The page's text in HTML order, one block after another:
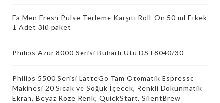
Fa Men Fresh Pulse Terleme Karşıtı Roll-On 50 ml Erkek
1 Adet 3lü paket
Phılıps Azur 8000 Serisi Buharlı Ütü DST8040/30
Philips 5500 Serisi LatteGo Tam Otomatik Espresso
Makinesi 20 Sıcak ve Soğuk İçecek, Renkli Dokunmatik
Ekran, Beyaz Roze Renk, QuickStart, SilentBrew